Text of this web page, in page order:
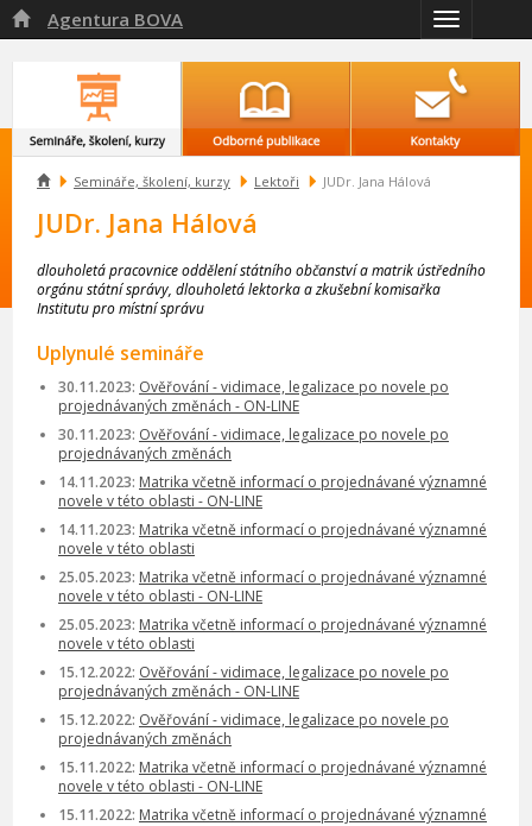
Přepnout
navigaci
 Agentura BOVA
 Semináře, školení, kurzy Lektoři JUDr. Jana Hálová
JUDr. Jana Hálová
dlouholetá pracovnice oddělení státního občanství a matrik ústředního
orgánu státní správy, dlouholetá lektorka a zkušební komisařka
Institutu pro místní správu
Uplynulé semináře
30.11.2023: Ověřování - vidimace, legalizace po novele po
projednávaných změnách - ON-LINE
30.11.2023: Ověřování - vidimace, legalizace po novele po
projednávaných změnách
14.11.2023: Matrika včetně informací o projednávané významné
novele v této oblasti - ON-LINE
14.11.2023: Matrika včetně informací o projednávané významné
novele v této oblasti
25.05.2023: Matrika včetně informací o projednávané významné
novele v této oblasti - ON-LINE
25.05.2023: Matrika včetně informací o projednávané významné
novele v této oblasti
15.12.2022: Ověřování - vidimace, legalizace po novele po
projednávaných změnách - ON-LINE
15.12.2022: Ověřování - vidimace, legalizace po novele po
projednávaných změnách
15.11.2022: Matrika včetně informací o projednávané významné
novele v této oblasti - ON-LINE
15.11.2022: Matrika včetně informací o projednávané významné